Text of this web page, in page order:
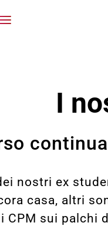
I
nostri ex
casa, altri
CPM sui